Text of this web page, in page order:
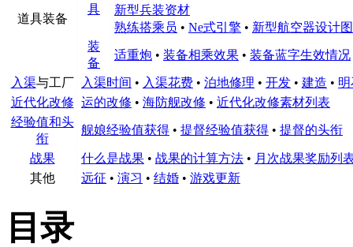
道具装备
具
新型兵装资材
熟练搭乘员 • Ne式引擎 • 新型航空器设计图
装
备
适重炮 • 装备相乘效果 • 装备蓝字生效情况
入渠与工厂 入渠时间 • 入渠花费 • 泊地修理 • 开发 • 建造 •
近代化改修 运的改修 • 海防舰改修 • 近代化改修素材列表
经验值和头
衔
舰娘经验值获得 • 提督经验值获得 • 提督的头衔
战果 什么是战果 • 战果的计算方法 • 月次战果奖励列
其他
远征 • 演习 • 结婚 • 游戏更新
目录